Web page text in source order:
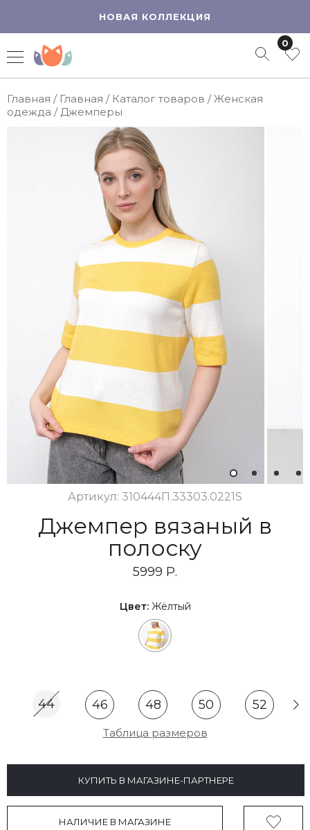
НОВАЯ КОЛЛЕКЦИЯ
0
Главная / Главная / Каталог товаров /Женская
одежда / Джемперы
1
Артикул: 310444П.33303.0221S
Джемпер вязаный в
полоску
5999 Р.
Цвет:Жёлтый
44 46 48 50 52
Таблица размеров
КУПИТЬ В МАГАЗИНЕ-ПАРТНЕРЕ
НАЛИЧИЕ В МАГАЗИНЕ